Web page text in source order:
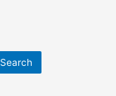
Search